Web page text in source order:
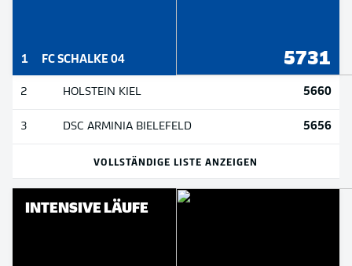
1 FC SCHALKE 04 5731
2 HOLSTEIN KIEL 5660
3 DSC ARMINIA BIELEFELD 5656
VOLLSTÄNDIGE LISTE ANZEIGEN
INTENSIVE LÄUFE